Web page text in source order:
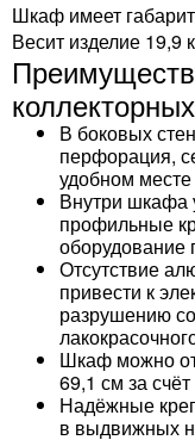
Шкаф имеет
Весит изделие 19,9
В боковых
перфорация,
удобном
Внутри шкафа
профильные
Отсутствие
привести к
разрушению
Шкаф можно
69,1 см за
Надёжные
в выдвижных